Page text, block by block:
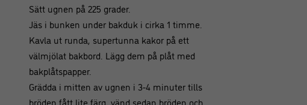
Sätt ugnen på 225 grader.
Jäs i bunken under bakduk i cirka 1 timme.
Kavla ut runda, supertunna kakor på ett
välmjölat bakbord. Lägg dem på plåt med
bakplåtspapper.
Grädda i mitten av ugnen i 3-4 minuter tills
bröden fått lite färg, vänd sedan bröden och